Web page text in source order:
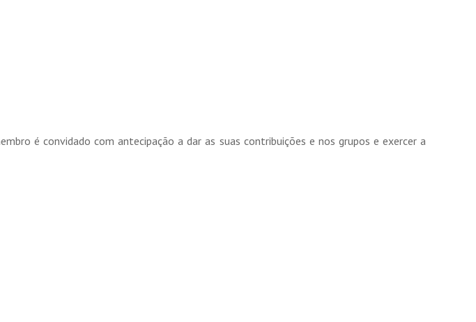
é convidado com antecipação a dar as suas contribuições e nos grupos e exercer a